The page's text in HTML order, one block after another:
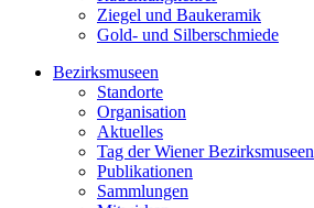
Ziegel und Baukeramik
Gold- und Silberschmiede
Bezirksmuseen
Standorte
Organisation
Aktuelles
Tag der Wiener Bezirksmuseen
Publikationen
Sammlungen